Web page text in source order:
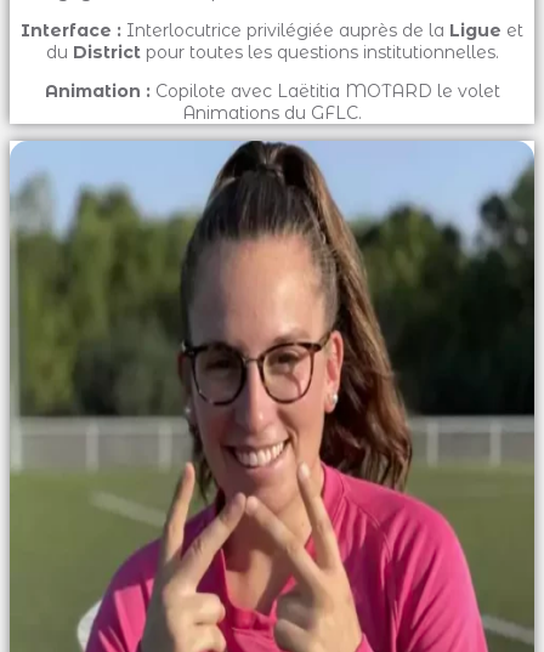
Interface : Interlocutrice privilégiée auprès de la Ligue et
du Districtpour toutes les questions institutionnelles.
Animation :Copilote avec Laëtitia MOTARD le volet
Animations du GFLC.